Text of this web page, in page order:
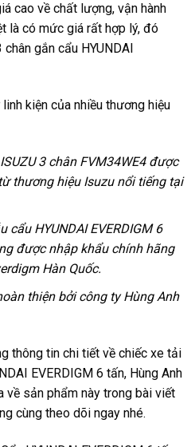
cao về chất lượng, vận hành
là có mức giá rất hợp lý, đó
gắn cẩu HYUNDAI
kiện của nhiều thương hiệu
3 chân FVM34WE4 được
thương hiệu Isuzu nổi tiếng tại
cẩu HYUNDAI EVERDIGM 6
được nhập khẩu chính hãng
Hàn Quốc.
thiện bởi công ty Hùng Anh
thông tin chi tiết về chiếc xe tải
EVERDIGM 6 tấn, Hùng Anh
về sản phẩm này trong bài viết
cùng theo dõi ngay nhé.